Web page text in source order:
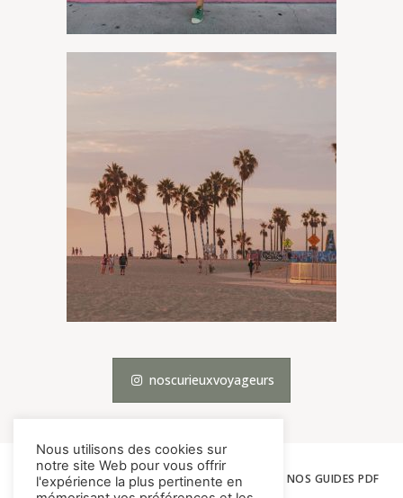
noscurieuxvoyageurs
ACCUEIL LES VOYAGES THÉMATIQUES
NOS GUIDES PDF
Nous utilisons des cookies sur
notre site Web pour vous offrir
l'expérience la plus pertinente en